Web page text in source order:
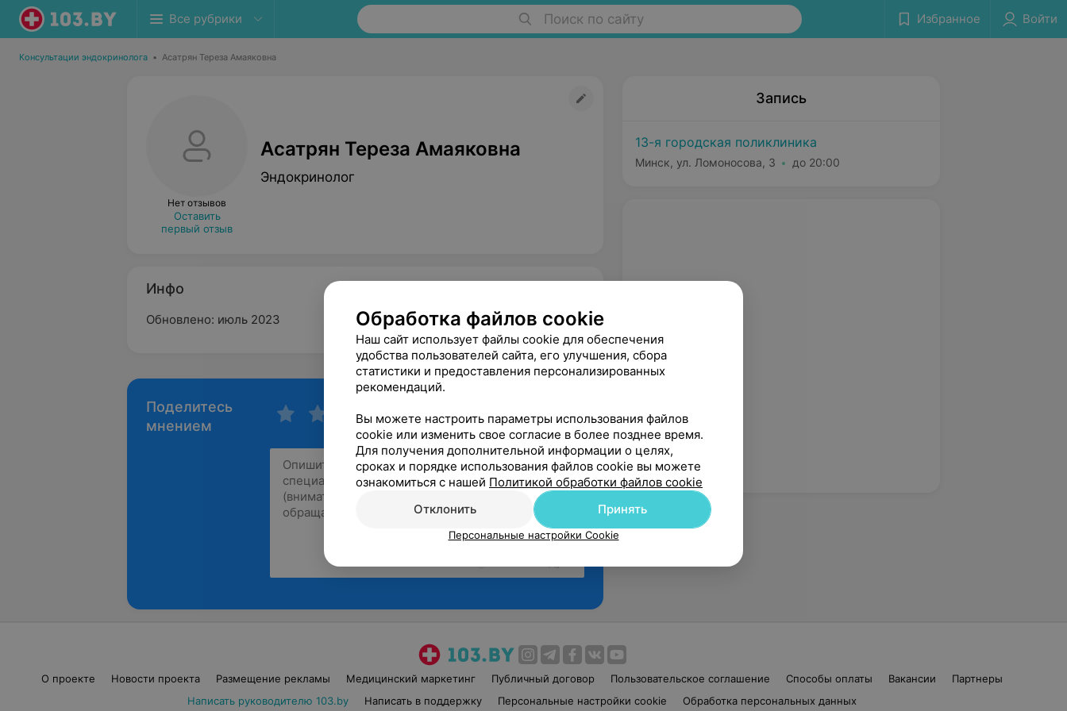
Все рубрики Поиск по сайту Избранное Войти
Консультации эндокринолога • Асатрян Тереза Амаяковна
Нет отзывов
Оставить
первый отзыв
Асатрян Тереза Амаяковна
Эндокринолог
Инфо
Обновлено: июль 2023
Поделитесь
мнением
Запись
13-я городская поликлиника
Минск, ул. Ломоносова, 3 до 20:00
О проекте Новости проекта Размещение рекламы Медицинский маркетинг Публичный договор Пользовательское соглашение Способы оплаты Вакансии
Партнеры
Написать руководителю 103.by
Написать в поддержку Персональные настройки cookie Обработка персональных данных
Обработка файлов cookie
Наш сайт использует файлы cookie для обеспечения
удобства пользователей сайта, его улучшения, сбора
статистики и предоставления персонализированных
рекомендаций.
Вы можете настроить параметры использования файлов
cookie или изменить свое согласие в более позднее время.
Для получения дополнительной информации о целях,
сроках и порядке использования файлов cookie вы можете
ознакомиться с нашей Политикой обработки файлов cookie
Отклонить
Принять
Персональные настройки Cookie